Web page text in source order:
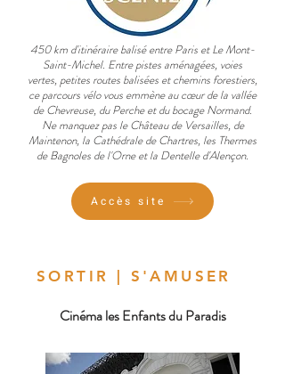
450 km d'itinéraire balisé entre Paris et Le Mont-
Saint-Michel. Entre pistes aménagées, voies
vertes, petites routes balisées et chemins forestiers,
ce parcours vélo vous emmène au cœur de la vallée
de Chevreuse, du Perche et du bocage Normand.
Ne manquez pas le Château de Versailles, de
Maintenon, la Cathédrale de Chartres, les Thermes
de Bagnoles de l'Orne et la Dentelle d'Alençon.
Accès site
SORTIR | S'AMUSER
Cinéma les Enfants du Paradis